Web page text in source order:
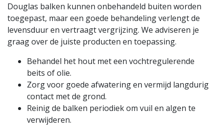
Douglas balken kunnen onbehandeld buiten worden
toegepast, maar een goede behandeling verlengt de
levensduur en vertraagt vergrijzing. We adviseren je
graag over de juiste producten en toepassing.
Behandel het hout met een vochtregulerende
beits of olie.
Zorg voor goede afwatering en vermijd langdurig
contact met de grond.
Reinig de balken periodiek om vuil en algen te
verwijderen.